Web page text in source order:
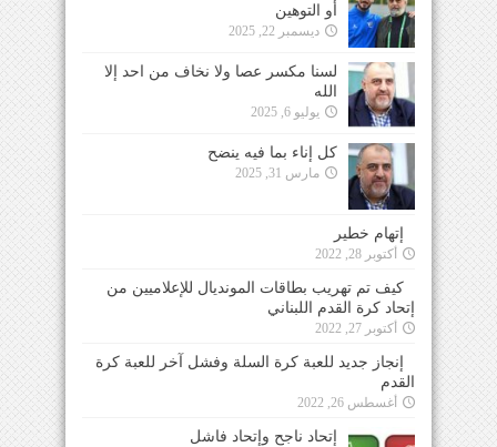
أو التوهين
ديسمبر 22, 2025
لسنا مكسر عصا ولا نخاف من احد إلا
الله
يوليو 6, 2025
كل إناء بما فيه ينضح
مارس 31, 2025
إتهام خطير
أكتوبر 28, 2022
كيف تم تهريب بطاقات المونديال للإعلاميين من
إتحاد كرة القدم اللبناني
أكتوبر 27, 2022
إنجاز جديد للعبة كرة السلة وفشل آخر للعبة كرة
القدم
أغسطس 26, 2022
إتحاد ناجح وإتحاد فاشل